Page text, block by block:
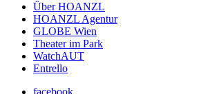
Über HOANZL
HOANZL Agentur
GLOBE Wien
Theater im Park
WatchAUT
Entrello